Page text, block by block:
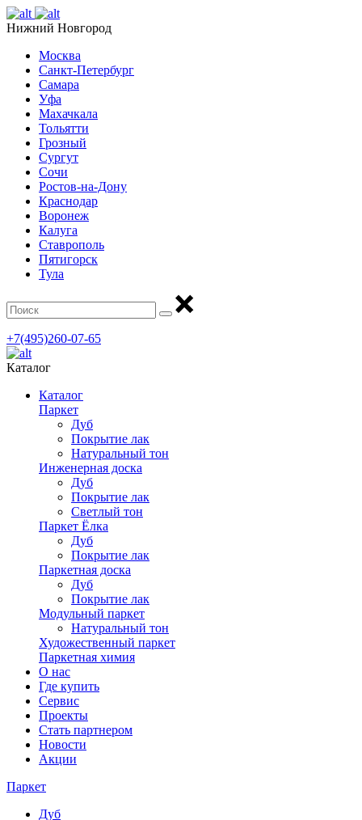
Нижний Новгород
Москва
Санкт-Петербург
Самара
Уфа
Махачкала
Тольятти
Грозный
Сургут
Сочи
Ростов-на-Дону
Краснодар
Воронеж
Калуга
Ставрополь
Пятигорск
Тула
+7(495)260-07-65
Каталог
Каталог
Паркет
Дуб
Покрытие лак
Натуральный тон
Инженерная доска
Дуб
Покрытие лак
Светлый тон
Паркет Ёлка
Дуб
Покрытие лак
Паркетная доска
Дуб
Покрытие лак
Модульный паркет
Натуральный тон
Художественный паркет
Паркетная химия
О нас
Где купить
Сервис
Проекты
Стать партнером
Новости
Акции
Паркет
Дуб